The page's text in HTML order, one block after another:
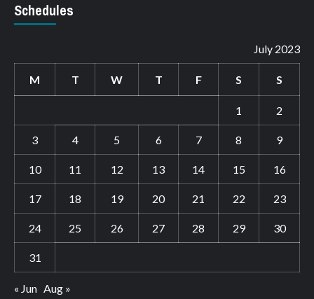
Schedules
July 2023
M T W T F S S
1 2
3 4 5 6 7 8 9
10 11 12 13 14 15 16
17 18 19 20 21 22 23
24 25 26 27 28 29 30
31
« Jun Aug »